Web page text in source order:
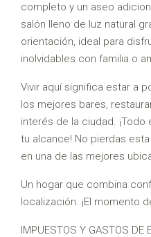
completo y un aseo
salón lleno de luz natural
orientación, ideal para
inolvidables con familia o
Vivir aquí significa estar a
los mejores bares,
interés de la ciudad.
tu alcance! No pierdas
en una de las mejores
Un hogar que combina
localización. ¡El momento
IMPUESTOS Y GASTOS DE